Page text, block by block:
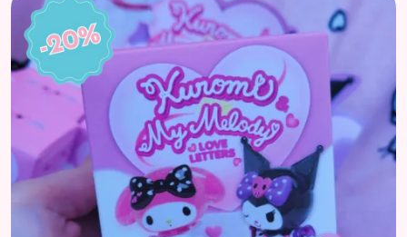
Accueil
Catégories
Licences
Informations
Actu
Nos réseaux